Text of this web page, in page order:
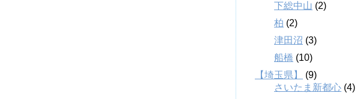
下総中山 (2)
柏 (2)
津田沼 (3)
船橋 (10)
【埼玉県】
(9)
さいたま新都心 (4)